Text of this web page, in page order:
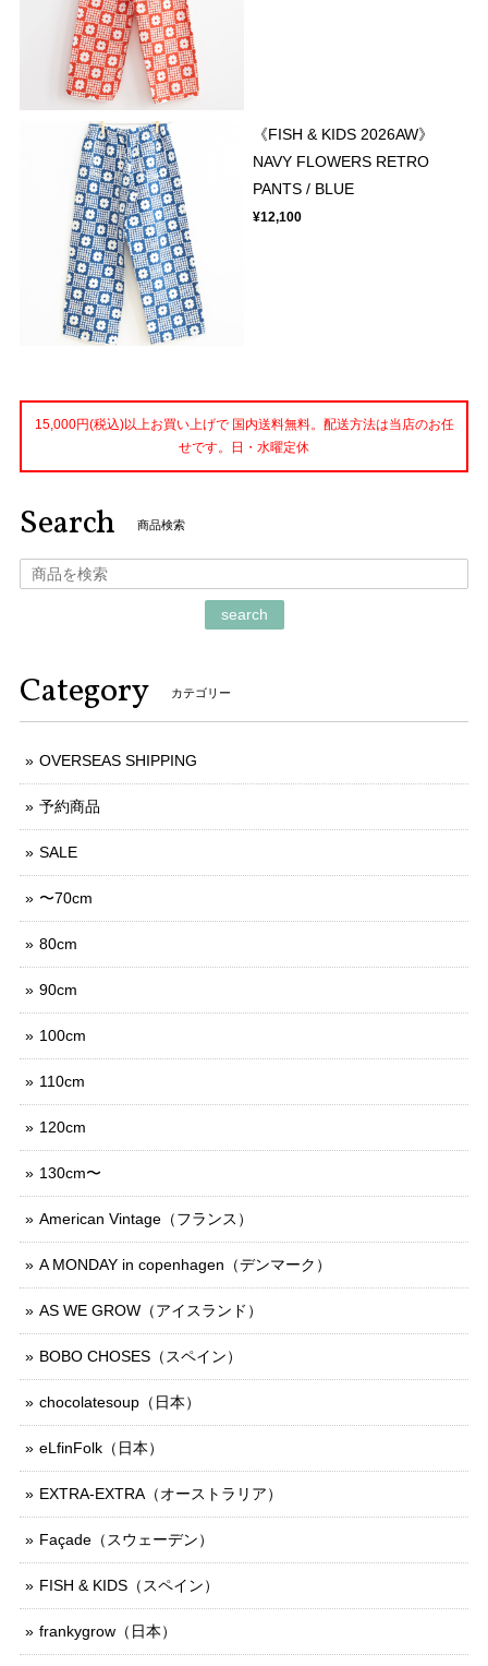
《FISH & KIDS 2026AW》
NAVY FLOWERS RETRO
PANTS / BLUE
¥12,100
15,000円(税込)以上お買い上げで 国内送料無料。配送方法は当店のお任
せです。日・水曜定休
Search 商品検索
search
Category カテゴリー
OVERSEAS SHIPPING
予約商品
SALE
〜70cm
80cm
90cm
100cm
110cm
120cm
130cm〜
American Vintage（フランス）
A MONDAY in copenhagen（デンマーク）
AS WE GROW（アイスランド）
BOBO CHOSES（スペイン）
chocolatesoup（日本）
eLfinFolk（日本）
EXTRA-EXTRA（オーストラリア）
Façade（スウェーデン）
FISH & KIDS（スペイン）
frankygrow（日本）